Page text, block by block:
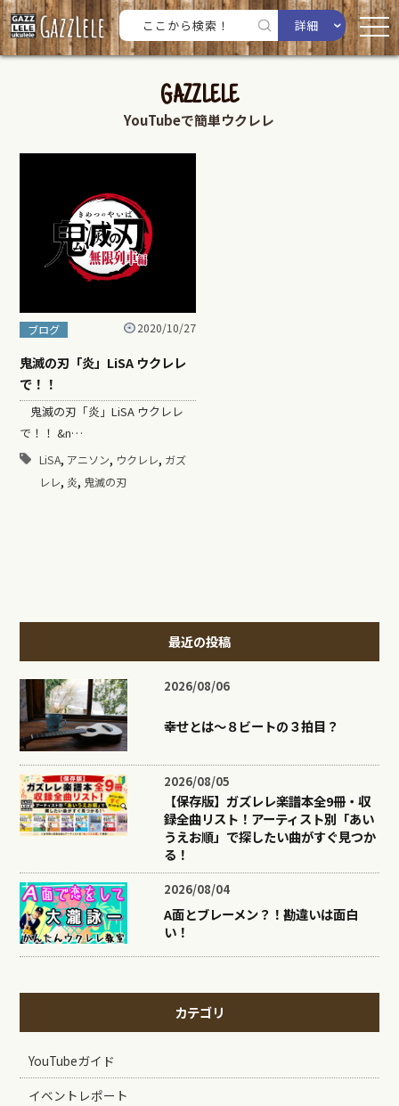
詳細
GAZZLELE
YouTubeで簡単ウクレレ
ブログ 2020/10/27
鬼滅の刃「炎」LiSA ウクレレ
で！！
鬼滅の刃「炎」LiSA ウクレレ
で！！ &n…
LiSA, アニソン, ウクレレ, ガズ
レレ, 炎, 鬼滅の刃
最近の投稿
2026/08/06
幸せとは〜８ビートの３拍目？
2026/08/05
【保存版】ガズレレ楽譜本全9冊・収
録全曲リスト！アーティスト別「あい
うえお順」で探したい曲がすぐ見つか
る！
2026/08/04
A面とブレーメン？！勘違いは面白
い！
カテゴリ
YouTubeガイド
イベントレポート